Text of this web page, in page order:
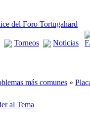
Torneos
Noticias
más comunes »